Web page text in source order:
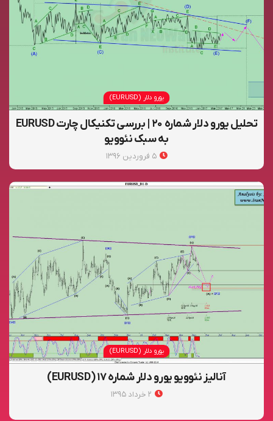
یورو دلار (EURUSD)
تحلیل یورو دلار شماره ۲۰ | بررسی تکنیکال چارت EURUSD
به سبک نئوویو
۵ فروردین ۱۳۹۶
یورو دلار (EURUSD)
آنالیز نئوویو یورو دلار شماره ۱۷ (EURUSD)